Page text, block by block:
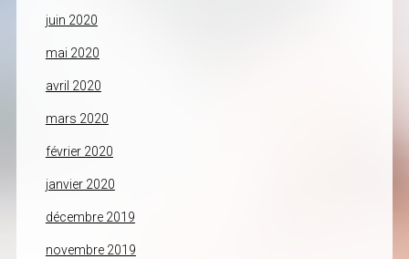
juin 2020
mai 2020
avril 2020
mars 2020
février 2020
janvier 2020
décembre 2019
novembre 2019